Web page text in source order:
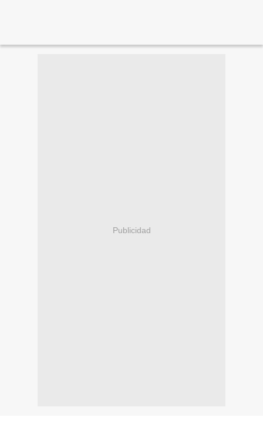
Publicidad